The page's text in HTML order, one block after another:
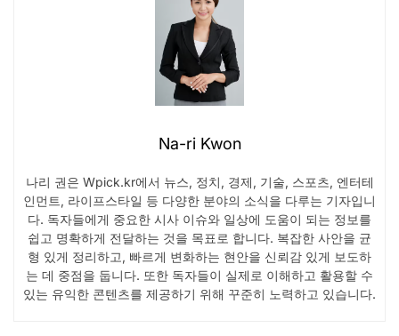
Na-ri Kwon
나리 권은 Wpick.kr에서 뉴스, 정치, 경제, 기술, 스포츠, 엔터테
인먼트, 라이프스타일 등 다양한 분야의 소식을 다루는 기자입니
다. 독자들에게 중요한 시사 이슈와 일상에 도움이 되는 정보를
쉽고 명확하게 전달하는 것을 목표로 합니다. 복잡한 사안을 균
형 있게 정리하고, 빠르게 변화하는 현안을 신뢰감 있게 보도하
는 데 중점을 둡니다. 또한 독자들이 실제로 이해하고 활용할 수
있는 유익한 콘텐츠를 제공하기 위해 꾸준히 노력하고 있습니다.